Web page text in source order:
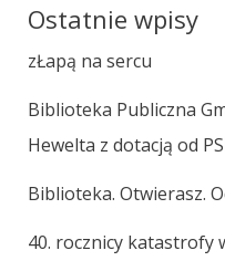
Ostatnie wpisy
zŁapą na sercu
Biblioteka Publiczna
Hewelta z dotacją od
Biblioteka. Otwierasz.
40. rocznicy katastrofy